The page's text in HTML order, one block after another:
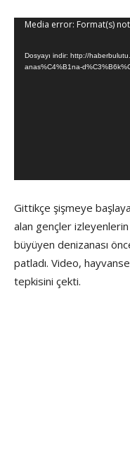
Video
Media error: Format(s)
Dosyayı indir: http://
anas%C4%B1na-
Gittikçe şişmeye
alan gençler
büyüyen denizanası
patladı. Video,
tepkisini çekti.